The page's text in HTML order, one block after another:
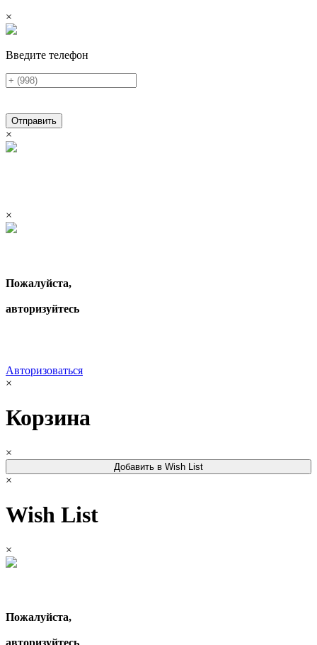
×
Введите телефон
Отправить
×
×
Пожалуйста,
авторизуйтесь
Авторизоваться
×
Корзина
×
Добавить в Wish List
×
Wish List
×
Пожалуйста,
авторизуйтесь